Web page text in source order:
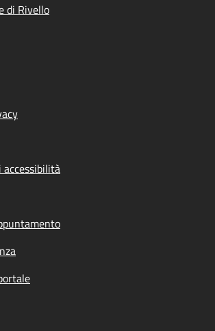
di Rivello
accessibilità